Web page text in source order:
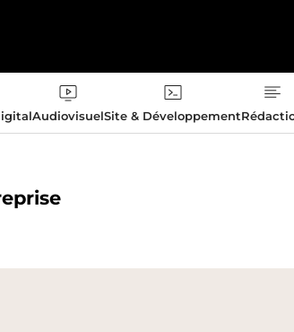
AudiovisuelSite & Développement